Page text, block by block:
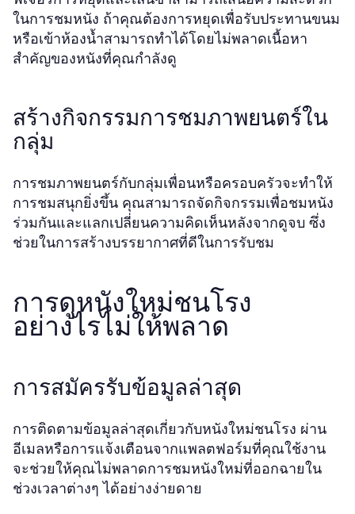
ในการชมหนัง ถ้าคุณต้องการหยุดเพื่อรับประทานขนม
หรือเข้าห้องน้ำสามารถทำได้โดยไม่พลาดเนื้อหา
สำคัญของหนังที่คุณกำลังดู
สร้างกิจกรรมการชมภาพยนตร์ใน
กลุ่ม
การชมภาพยนตร์กับกลุ่มเพื่อนหรือครอบครัวจะทำให้
การชมสนุกยิ่งขึ้น คุณสามารถจัดกิจกรรมเพื่อชมหนัง
ร่วมกันและแลกเปลี่ยนความคิดเห็นหลังจากดูจบ ซึ่ง
ช่วยในการสร้างบรรยากาศที่ดีในการรับชม
การดูหนังใหม่ชนโรง
อย่างไรไม่ให้พลาด
การสมัครรับข้อมูลล่าสุด
การติดตามข้อมูลล่าสุดเกี่ยวกับหนังใหม่ชนโรง ผ่าน
อีเมลหรือการแจ้งเตือนจากแพลตฟอร์มที่คุณใช้งาน
จะช่วยให้คุณไม่พลาดการชมหนังใหม่ที่ออกฉายใน
ช่วงเวลาต่างๆ ได้อย่างง่ายดาย